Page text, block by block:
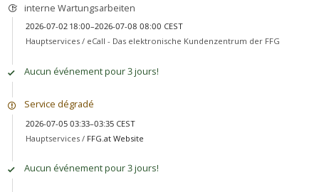
interne Wartungsarbeiten
2026-07-02 18:00–2026-07-08 08:00 CEST
Hauptservices / eCall - Das elektronische Kundenzentrum der FFG
Aucun événement pour 3 jours!
Service dégradé
2026-07-05 03:33–03:35 CEST
Hauptservices / FFG.at Website
Aucun événement pour 3 jours!